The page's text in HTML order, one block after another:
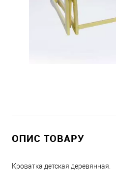
ОПИС ТОВАРУ
Кроватка детская деревянная.